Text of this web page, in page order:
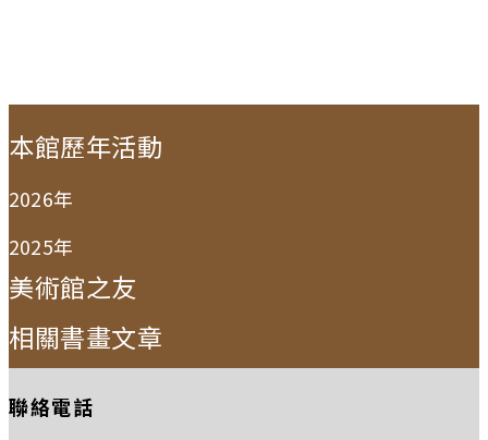
本館歷年活動
2026年
2025年
美術館之友
相關書畫文章
聯絡電話